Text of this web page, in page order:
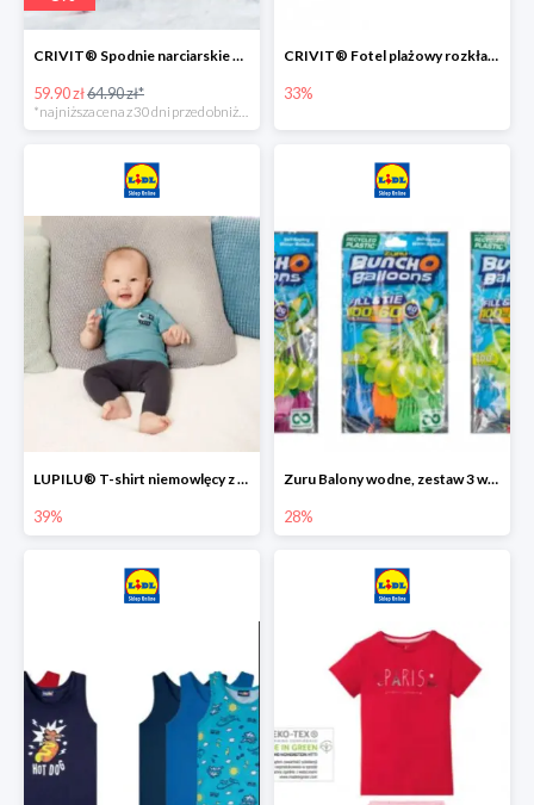
CRIVIT® Spodnie narciarskie dziewczęce
59.90 zł64.90 zł*
*najniższa cena z 30 dni przed obniżką
CRIVIT® Fotel plażowy rozkładany / Brodzik dziecięcy
33%
LUPILU® T-shirt niemowlęcy z biobawełny -39%
39%
Zuru Balony wodne, zestaw 3 wiązek -28%
28%